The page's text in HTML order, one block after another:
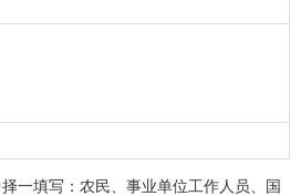
填写：农民、事业单位工作人员、国